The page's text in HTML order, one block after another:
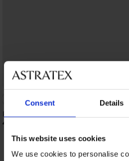
Consent Details
This website uses cookies
We use cookies to personalise
Bestseller
Podprsenka DIVA by IVA nevystužená
41,99 €